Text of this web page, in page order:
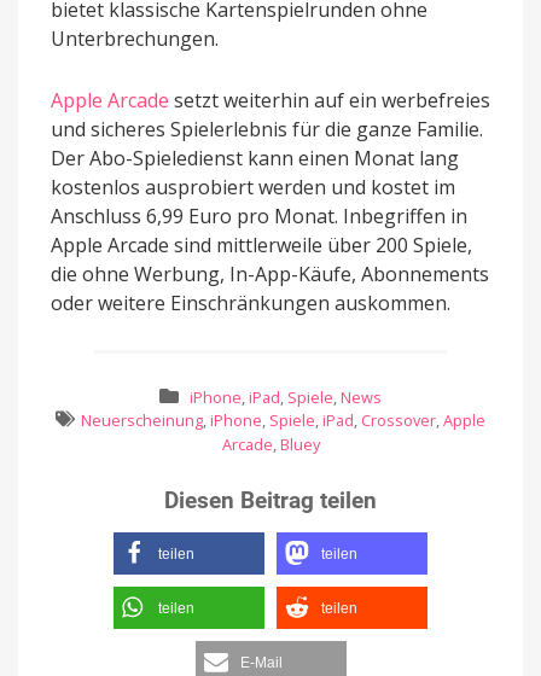
bietet klassische Kartenspielrunden ohne
Unterbrechungen.
Apple Arcade setzt weiterhin auf ein werbefreies
und sicheres Spielerlebnis für die ganze Familie.
Der Abo-Spieledienst kann einen Monat lang
kostenlos ausprobiert werden und kostet im
Anschluss 6,99 Euro pro Monat. Inbegriffen in
Apple Arcade sind mittlerweile über 200 Spiele,
die ohne Werbung, In-App-Käufe, Abonnements
oder weitere Einschränkungen auskommen.
iPhone, iPad, Spiele, News
Neuerscheinung, iPhone, Spiele, iPad, Crossover,Apple
Arcade, Bluey
Diesen Beitrag teilen
teilen teilen
teilen teilen
E-Mail